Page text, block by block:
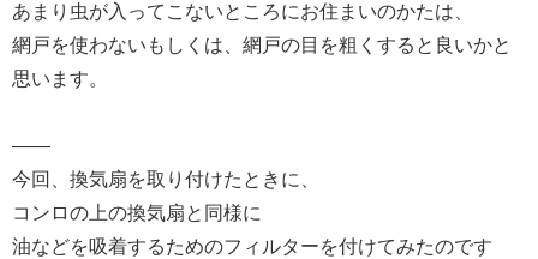
あまり虫が入ってこないところにお住まいのかたは、
網戸を使わないもしくは、網戸の目を粗くすると良いかと
思います。
——
今回、換気扇を取り付けたときに、
コンロの上の換気扇と同様に
油などを吸着するためのフィルターを付けてみたのです